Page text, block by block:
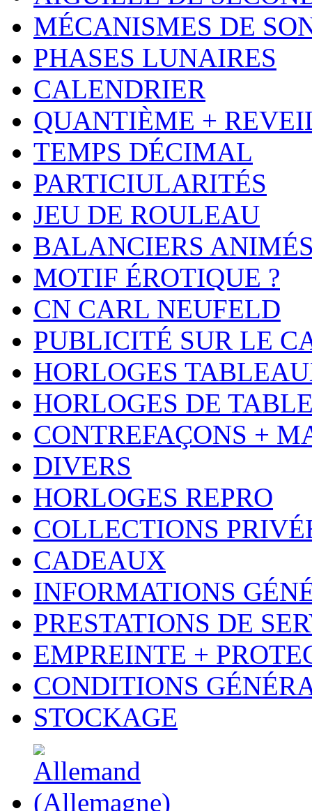
MÉCANISMES DE
PHASES LUNAIRES
CALENDRIER
QUANTIÈME +
TEMPS DÉCIMAL
PARTICIULARITÉS
JEU DE ROULEAU
BALANCIERS
MOTIF ÉROTIQUE ?
CN CARL NEUFELD
PUBLICITÉ SUR LE
HORLOGES
HORLOGES DE
CONTREFAÇONS +
DIVERS
HORLOGES REPRO
COLLECTIONS
CADEAUX
INFORMATIONS
PRESTATIONS DE
EMPREINTE +
CONDITIONS
STOCKAGE